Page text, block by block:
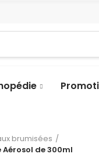
brumisées
Aérosol de 300ml